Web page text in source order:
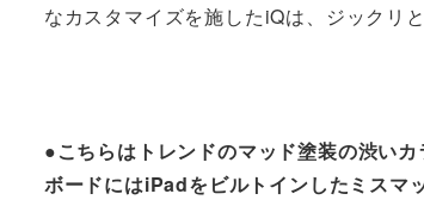
なカスタマイズを施したiQは、ジックリ
●こちらはトレンドのマッド塗装の渋い
ボードにはiPadをビルトインしたミスマ